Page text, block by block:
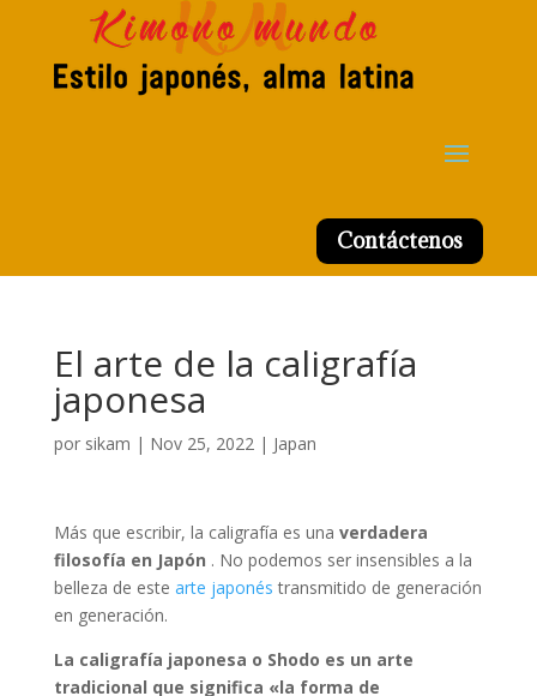
Contáctenos
El arte de la caligrafía
japonesa
por sikam | Nov 25, 2022| Japan
Más que escribir, la caligrafía es una verdadera
filosofía en Japón . No podemos ser insensibles a la
belleza de este arte japonés transmitido de generación
en generación.
La caligrafía japonesa o Shodo es un arte
tradicional que significa «la forma de